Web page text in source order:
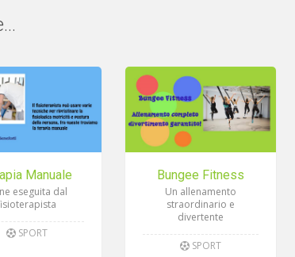
Manuale
eseguita dal
SPORT
Bungee Fitness
Un allenamento
straordinario e
divertente
SPORT